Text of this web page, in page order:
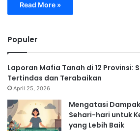
Read More »
Populer
Laporan Mafia Tanah di 12 Provinsi:
Tertindas dan Terabaikan
April 25, 2026
Mengatasi
Sehari-hari untuk
yang Lebih Baik